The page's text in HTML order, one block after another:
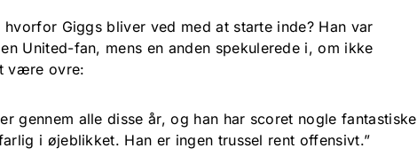
Giggs bliver ved med at starte inde? Han var
United-fan, mens en anden spekulerede i, om ikke
være ovre:
gennem alle disse år, og han har scoret nogle fantastiske
i øjeblikket. Han er ingen trussel rent offensivt.”